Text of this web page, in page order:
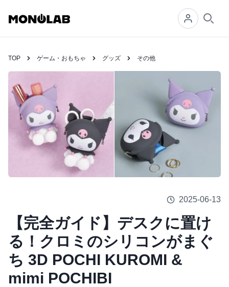
TOP ゲーム・おもちゃ グッズ その他
2025-06-13
【完全ガイド】デスクに置け
る！クロミのシリコンがまぐ
ち 3D POCHI KUROMI &
mimi POCHIBI